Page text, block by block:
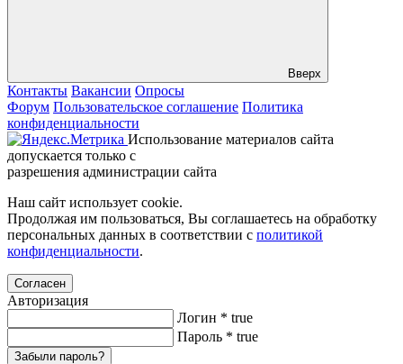
Вверх
Контакты Вакансии Опросы
Форум Пользовательское соглашение Политика
конфиденциальности
Использование материалов сайта
допускается только с
разрешения администрации сайта
Наш сайт использует cookie.
Продолжая им пользоваться, Вы соглашаетесь на обработку
персональных данных в соответствии с политикой
конфиденциальности.
Согласен
Авторизация
Логин * true
Пароль * true
Забыли пароль?